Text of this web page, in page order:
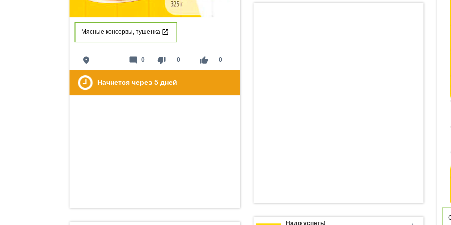
Мясные консервы, тушенка
place thumb_down 0 thumb_up 0
mode_comment 0
Начнется через 5 дней
Надо успеть!